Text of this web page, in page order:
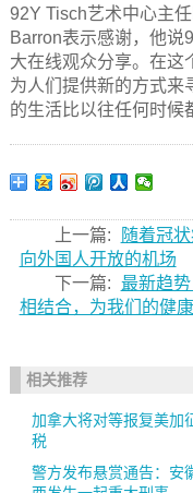
92Y Tisch艺术中心主
Barron表示感谢，他说
大在线观众分享。在这
为人们提供新的方式来
的生活比以往任何时候
上一篇:
随着冠
向外国人开放的机场
下一篇: 最新趋
相结合，为我们的健
相关推荐
加拿大将对等报复美加
税
警方发布悬赏通告：安